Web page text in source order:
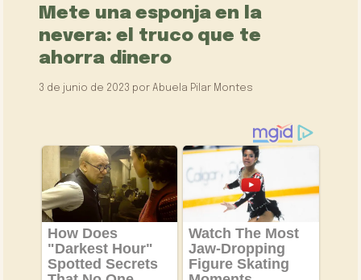
Mete una esponja en la
nevera: el truco que te
ahorra dinero
3 de junio de 2023 porAbuela Pilar Montes